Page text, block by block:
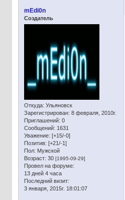
mEdi0n
Создатель
Откуда: Ульяновск
Зарегистрирован: 8 февраля, 2010г.
Приглашений: 0
Сообщений: 1631
Уважение: [+15/-0]
Позитив: [+21/-1]
Пол: Мужской
Возраст: 30 [1995-09-29]
Провел на форуме:
13 дней 4 часа
Последний визит:
3 января, 2015г. 18:01:07